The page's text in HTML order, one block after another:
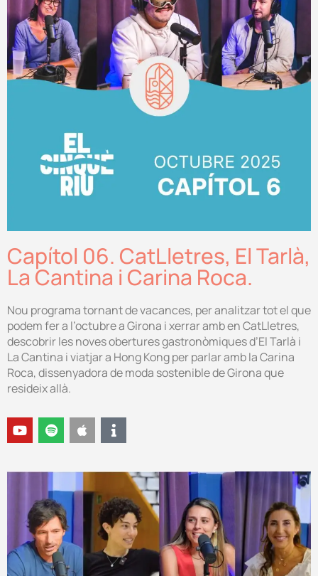
Capítol 06. CatLletres, El Tarlà,
La Cantina i Carina Roca.
Nou programa tornant de vacances, per analitzar tot el que
podem fer a l’octubre a Girona i xerrar amb en CatLletres,
descobrir les noves obertures gastronòmiques d’El Tarlà i
La Cantina i viatjar a Hong Kong per parlar amb la Carina
Roca, dissenyadora de moda sostenible de Girona que
resideix allà.